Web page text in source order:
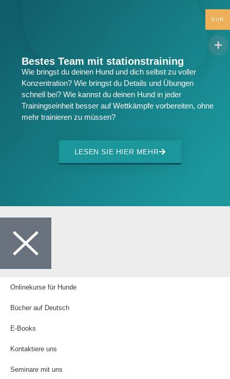
Bestes Team mit stationstraining​
Wie bringst du deinen Hund und dich selbst zu voller
Konzentration? Wie bringst du Details und Übungen
schnell bei? Wie kannst du deinen Hund in jeder
Trainingseinheit besser auf Wettkämpfe vorbereiten, ohne
mehr trainieren zu müssen?
LESEN SIE HIER MEHR
EUR
Onlinekurse für Hunde
Bücher auf Deutsch
E-Books
Kontaktiere uns
Seminare mit uns